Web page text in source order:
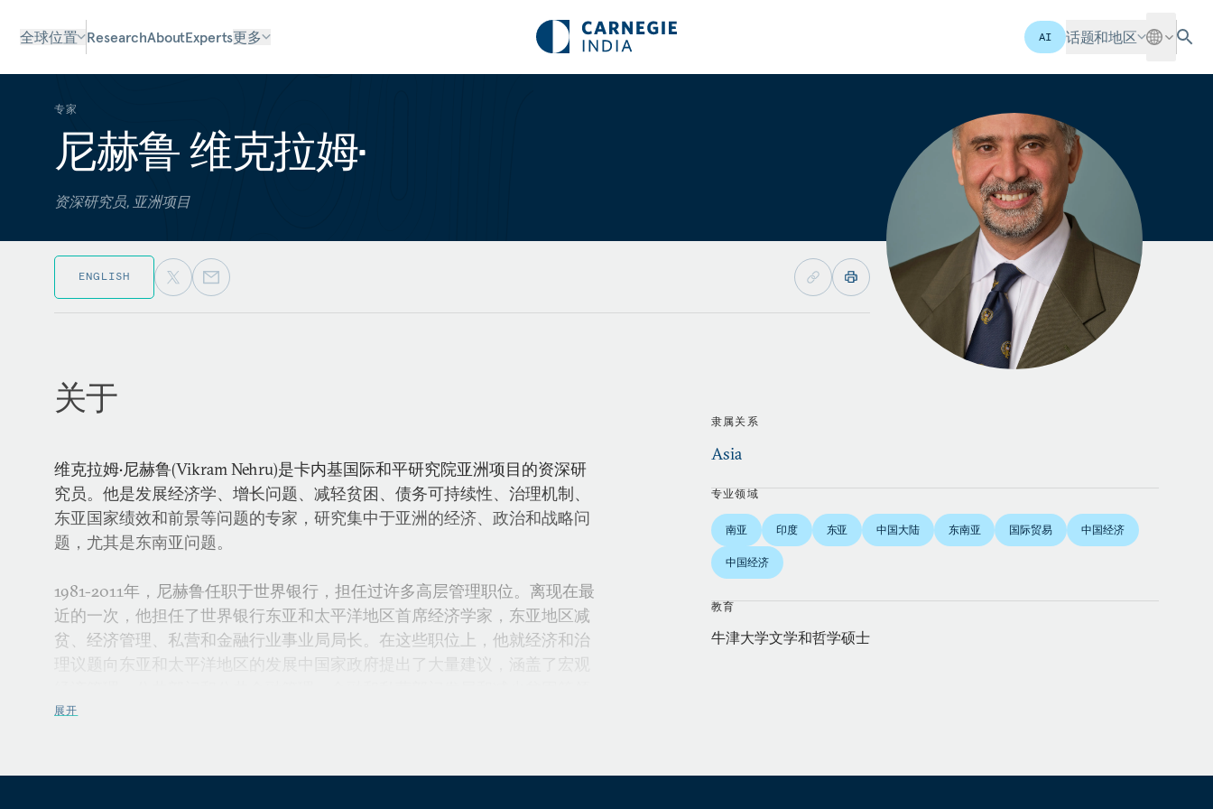
全球位置 ResearchAboutExperts更多 AI 话题和地区
专家
尼赫鲁 维克拉姆•
资深研究员, 亚洲项目
ENGLISH
关于
维克拉姆•尼赫鲁(Vikram Nehru)是卡内基国际和平研究院亚洲项目的资深研
究员。他是发展经济学、增长问题、减轻贫困、债务可持续性、治理机制、
东亚国家绩效和前景等问题的专家，研究集中于亚洲的经济、政治和战略问
题，尤其是东南亚问题。
1981-2011年，尼赫鲁任职于世界银行，担任过许多高层管理职位。离现在最
近的一次，他担任了世界银行东亚和太平洋地区首席经济学家，东亚地区减
贫、经济管理、私营和金融行业事业局局长。在这些职位上，他就经济和治
理议题向东亚和太平洋地区的发展中国家政府提出了大量建议，涵盖了宏观
域。
展开
隶属关系
Asia
专业领域
南亚 印度 东亚 中国大陆 东南亚 国际贸易 中国经济
中国经济
教育
牛津大学文学和哲学硕士